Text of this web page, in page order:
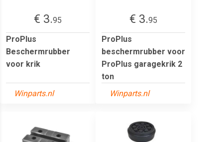
€ 3.95
ProPlus
Beschermrubber
voor krik
Winparts.nl
€ 3.95
ProPlus
beschermrubber voor
ProPlus garagekrik 2
ton
Winparts.nl